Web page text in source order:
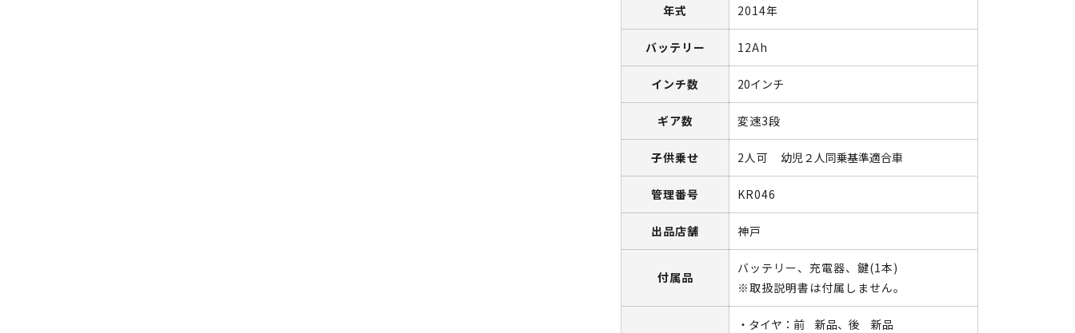
年式 2014年
バッテリー 12Ah
インチ数 20インチ
ギア数 変速3段
子供乗せ 2人可 幼児２人同乗基準適合車
管理番号 KR046
出品店舗 神戸
付属品
バッテリー、充電器、鍵(1本)
※取扱説明書は付属しません。
・タイヤ：前 新品、後 新品